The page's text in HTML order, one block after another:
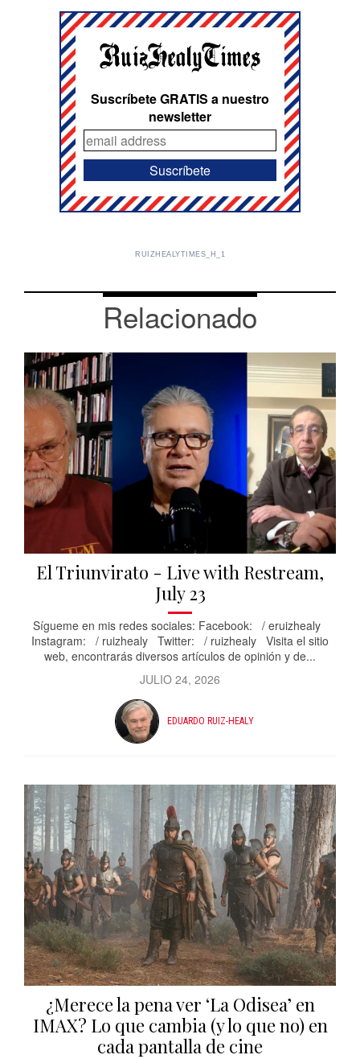
Suscríbete GRATIS a nuestro
newsletter
RUIZHEALYTIMES_H_1
Relacionado
El Triunvirato - Live with Restream,
July 23
Sígueme en mis redes sociales: Facebook: / eruizhealy
Instagram: / ruizhealy Twitter: / ruizhealy Visita el sitio
web, encontrarás diversos artículos de opinión y de...
JULIO 24, 2026
EDUARDO RUIZ-HEALY
¿Merece la pena ver ‘La Odisea’ en
IMAX? Lo que cambia (y lo que no) en
cada pantalla de cine